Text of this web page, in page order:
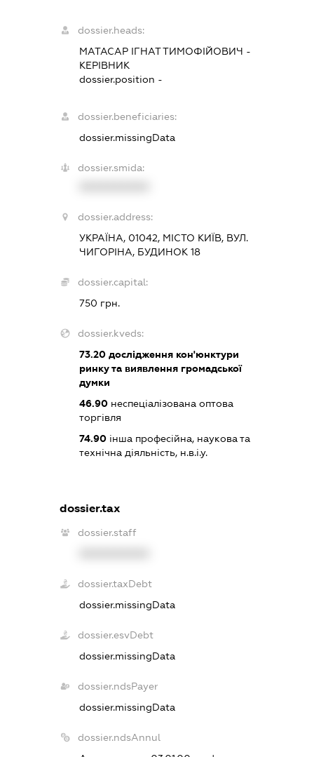
dossier.heads:
МАТАСАР ІГНАТ ТИМОФІЙОВИЧ -
КЕРІВНИК
dossier.position -
dossier.beneficiaries:
dossier.missingData
dossier.smida:
dossier.address:
УКРАЇНА, 01042, МІСТО КИЇВ, ВУЛ.
ЧИГОРІНА, БУДИНОК 18
dossier.capital:
750 грн.
dossier.kveds:
73.20 дослідження кон'юнктури
ринку та виявлення громадської
думки
46.90 неспеціалізована оптова
торгівля
74.90 інша професійна, наукова та
технічна діяльність, н.в.і.у.
dossier.tax
dossier.staff
dossier.taxDebt
dossier.missingData
dossier.esvDebt
dossier.missingData
dossier.ndsPayer
dossier.missingData
dossier.ndsAnnul